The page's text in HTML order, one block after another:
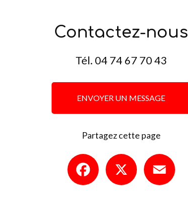
Contactez-nous
Tél. 04 74 67 70 43
ENVOYER UN MESSAGE
Partagez cette page
Facebook